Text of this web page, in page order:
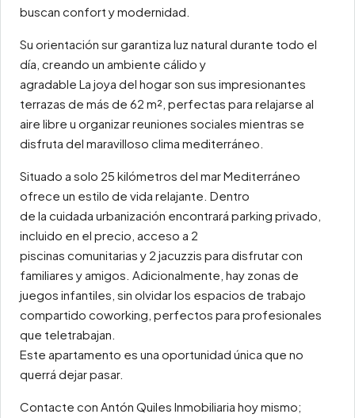
buscan confort y modernidad.
Su orientación sur garantiza luz natural durante todo el
día, creando un ambiente cálido y
agradable La joya del hogar son sus impresionantes
terrazas de más de 62 m², perfectas para relajarse al
aire libre u organizar reuniones sociales mientras se
disfruta del maravilloso clima mediterráneo.
Situado a solo 25 kilómetros del mar Mediterráneo
ofrece un estilo de vida relajante. Dentro
de la cuidada urbanización encontrará parking privado,
incluido en el precio, acceso a 2
piscinas comunitarias y 2 jacuzzis para disfrutar con
familiares y amigos. Adicionalmente, hay zonas de
juegos infantiles, sin olvidar los espacios de trabajo
compartido coworking, perfectos para profesionales
que teletrabajan.
Este apartamento es una oportunidad única que no
querrá dejar pasar.
Contacte con Antón Quiles Inmobiliaria hoy mismo;